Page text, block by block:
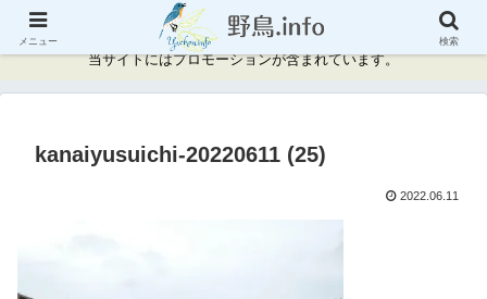
神奈川県周辺の野鳥情報と記録
当サイトにはプロモーションが含まれています。
kanaiyusuichi-20220611 (25)
2022.06.11
メニュー 検索